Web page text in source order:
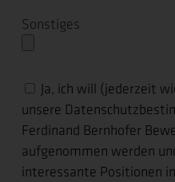
Sonstiges
Ja, ich will (jederzeit
unsere
Ferdinand Bernhofer
aufgenommen werden
interessante Positionen